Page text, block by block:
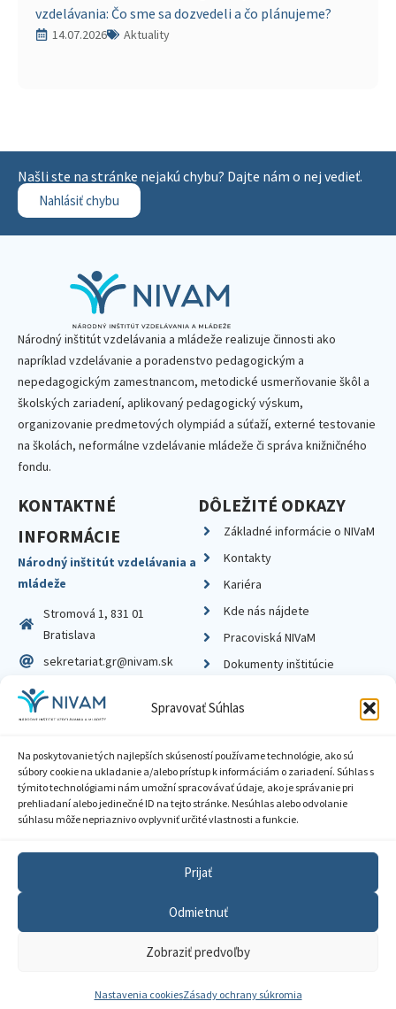
Spravovať Súhlas
Na poskytovanie tých najlepších skúseností používame technológie, ako sú
súbory cookie na ukladanie a/alebo prístup k informáciám o zariadení. Súhlas s
týmito technológiami nám umožní spracovávať údaje, ako je správanie pri
prehliadaní alebo jedinečné ID na tejto stránke. Nesúhlas alebo odvolanie
súhlasu môže nepriaznivo ovplyvniť určité vlastnosti a funkcie.
Prijať
Odmietnuť
Zobraziť predvoľby
Nastavenia cookiesZásady ochrany súkromia
vzdelávania: Čo sme sa dozvedeli a čo plánujeme?
14.07.2026 Aktuality
Našli ste na stránke nejakú chybu? Dajte nám o nej vedieť.
Nahlásiť chybu
Národný inštitút vzdelávania a mládeže realizuje činnosti ako
napríklad vzdelávanie a poradenstvo pedagogickým a
nepedagogickým zamestnancom, metodické usmerňovanie škôl a
školských zariadení, aplikovaný pedagogický výskum,
organizovanie predmetových olympiád a súťaží, externé testovanie
na školách, neformálne vzdelávanie mládeže či správa knižničného
fondu.
KONTAKTNÉ
INFORMÁCIE
Národný inštitút vzdelávania a
mládeže
Stromová 1, 831 01
Bratislava
sekretariat.gr@nivam.sk
IČO: 00164348
DIČ: 2020798714
DÔLEŽITÉ ODKAZY
Základné informácie o NIVaM
Kontakty
Kariéra
Kde nás nájdete
Pracoviská NIVaM
Dokumenty inštitúcie
© 2026 Národný inštitút vzdelávania a mládeže
Zásady ochrany súkromia
Sprístupnenie informácií
Nastavenia cookies
GDPR